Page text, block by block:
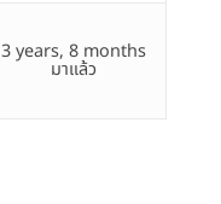
3 years, 8 months
มาแล้ว